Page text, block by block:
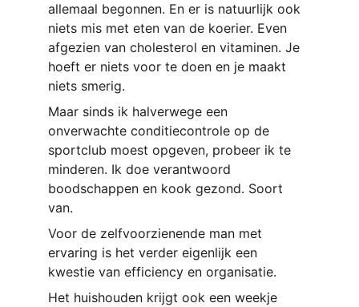
allemaal begonnen. En er is natuurlijk ook
niets mis met eten van de koerier. Even
afgezien van cholesterol en vitaminen. Je
hoeft er niets voor te doen en je maakt
niets smerig.
Maar sinds ik halverwege een
onverwachte conditiecontrole op de
sportclub moest opgeven, probeer ik te
minderen. Ik doe verantwoord
boodschappen en kook gezond. Soort
van.
Voor de zelfvoorzienende man met
ervaring is het verder eigenlijk een
kwestie van efficiency en organisatie.
Het huishouden krijgt ook een weekje